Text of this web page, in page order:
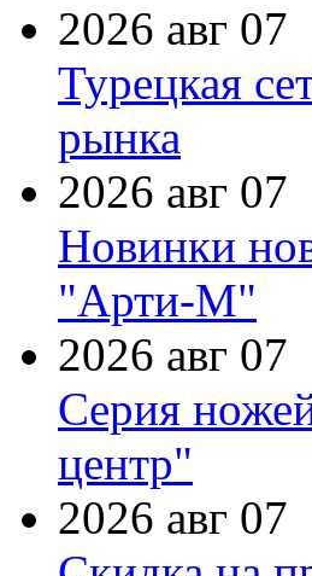
2026 авг 07
Турецкая
рынка
2026 авг 07
Новинки
"Арти-М"
2026 авг 07
Серия
центр"
2026 авг 07